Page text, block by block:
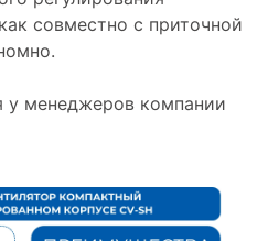
совместно с приточной
менеджеров компании